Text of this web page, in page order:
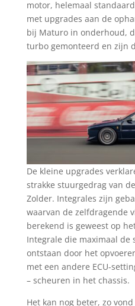
motor, helemaal
met upgrades aan de
bij Maturo in onderhoud,
turbo gemonteerd en zijn
De kleine upgrades
strakke stuurgedrag van
Zolder. Integrales zijn
waarvan de zelfdragende
berekend is geweest op
Integrale die maximaal de
ontstaan door het
met een andere ECU-
– scheuren in het chassis.
Het kan nog beter, zo